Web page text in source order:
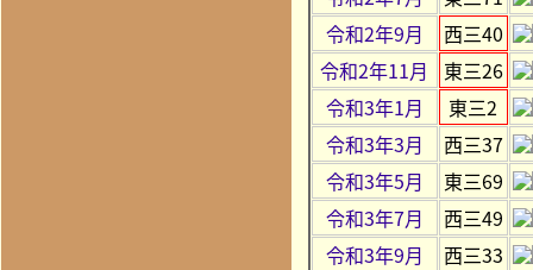
令和2年9月
西三40
令和2年11月
東三26
令和3年1月
東三2
令和3年3月
西三37
令和3年5月
東三69
令和3年7月
西三49
令和3年9月
西三33